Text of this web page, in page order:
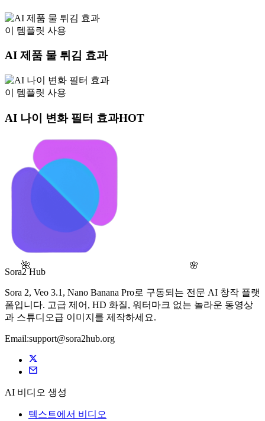
🌺 🌸
이 템플릿 사용
AI 제품 물 튀김 효과
이 템플릿 사용
AI 나이 변화 필터 효과HOT
Sora2 Hub
Sora 2, Veo 3.1, Nano Banana Pro로 구동되는 전문 AI 창작 플랫
폼입니다. 고급 제어, HD 화질, 워터마크 없는 놀라운 동영상
과 스튜디오급 이미지를 제작하세요.
Email:support@sora2hub.org
AI 비디오 생성
텍스트에서 비디오